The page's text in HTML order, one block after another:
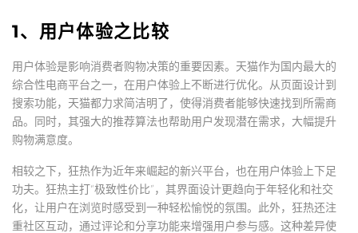
1、用户体验之比较
用户体验是影响消费者购物决策的重要因素。天猫作为国内最大的
综合性电商平台之一，在用户体验上不断进行优化。从页面设计到
搜索功能，天猫都力求简洁明了，使得消费者能够快速找到所需商
品。同时，其强大的推荐算法也帮助用户发现潜在需求，大幅提升
购物满意度。
相较之下，狂热作为近年来崛起的新兴平台，也在用户体验上下足
功夫。狂热主打“极致性价比”，其界面设计更趋向于年轻化和社交
化，让用户在浏览时感受到一种轻松愉悦的氛围。此外，狂热还注
重社区互动，通过评论和分享功能来增强用户参与感。这种差异使